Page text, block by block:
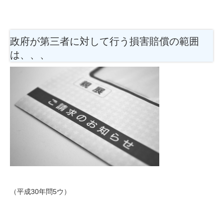
政府が第三者に対して行う損害賠償の範囲
は、、、
（平成30年問5ウ）